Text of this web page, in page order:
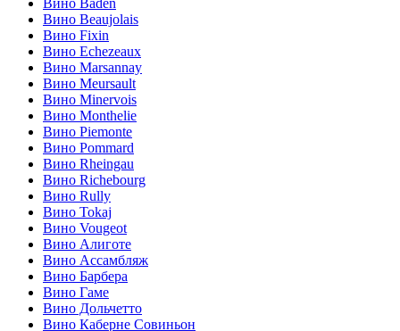
Вино Baden
Вино Beaujolais
Вино Fixin
Вино Echezeaux
Вино Marsannay
Вино Meursault
Вино Minervois
Вино Monthelie
Вино Piemonte
Вино Pommard
Вино Rheingau
Вино Richebourg
Вино Rully
Вино Tokaj
Вино Vougeot
Вино Алиготе
Вино Ассамбляж
Вино Барбера
Вино Гаме
Вино Дольчетто
Вино Каберне Совиньон